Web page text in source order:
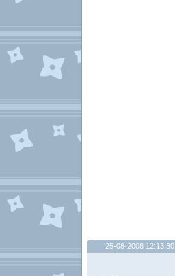
25-08-2008 12:13:30